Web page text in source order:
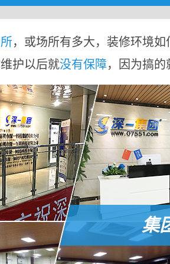
，或场所有多大，装修环境
护以后就没有保障，因为搞
集